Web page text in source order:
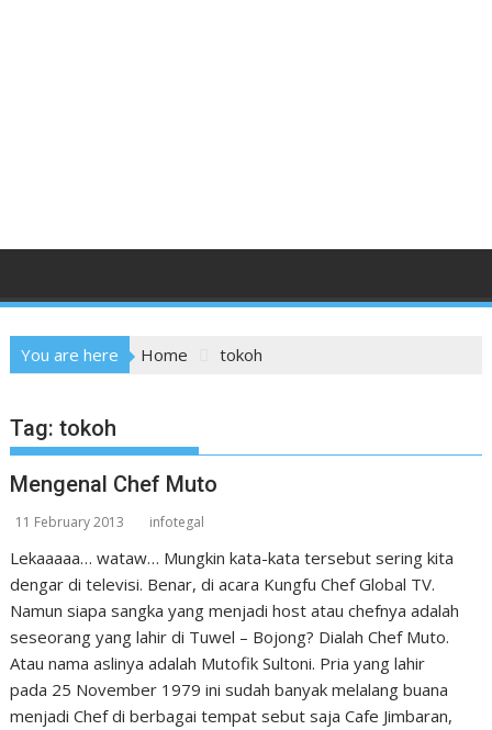
You are here Home tokoh
Tag:tokoh
Mengenal Chef Muto
11 February 2013 infotegal
Lekaaaaa… wataw… Mungkin kata-kata tersebut sering kita
dengar di televisi. Benar, di acara Kungfu Chef Global TV.
Namun siapa sangka yang menjadi host atau chefnya adalah
seseorang yang lahir di Tuwel – Bojong? Dialah Chef Muto.
Atau nama aslinya adalah Mutofik Sultoni. Pria yang lahir
pada 25 November 1979 ini sudah banyak melalang buana
menjadi Chef di berbagai tempat sebut saja Cafe Jimbaran,